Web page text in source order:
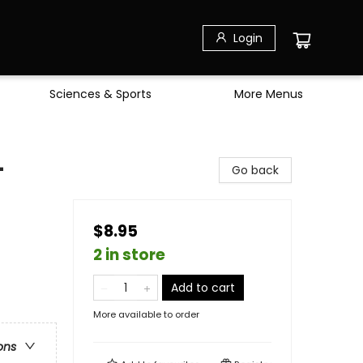
Login
Sciences & Sports More Menus
Go back
$8.95
2 in store
Add to cart
More available to order